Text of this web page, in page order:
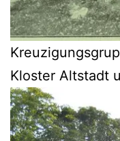
Kloster Altstadt